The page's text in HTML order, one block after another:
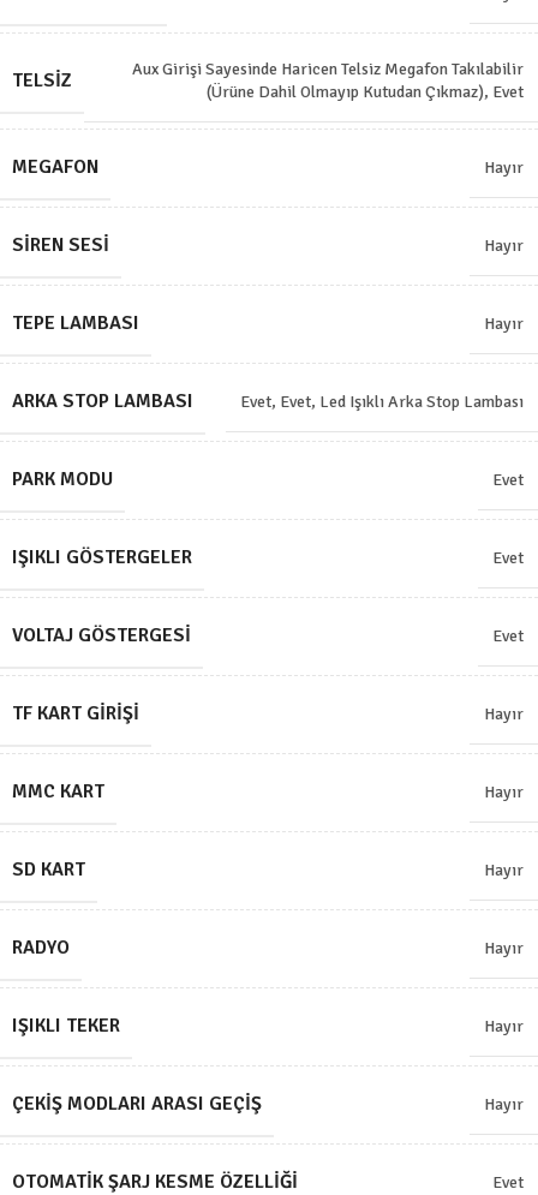
TELSIZ
Aux Girişi Sayesinde Haricen Telsiz Megafon Takılabilir
(Ürüne Dahil Olmayıp Kutudan Çıkmaz), Evet
MEGAFON Hayır
SIREN SESI Hayır
TEPE LAMBASI Hayır
ARKA STOP LAMBASI Evet, Evet, Led Işıklı Arka Stop Lambası
PARK MODU Evet
IŞIKLI GÖSTERGELER Evet
VOLTAJ GÖSTERGESI Evet
TF KART GIRIŞI Hayır
MMC KART Hayır
SD KART Hayır
RADYO Hayır
IŞIKLI TEKER Hayır
ÇEKIŞ MODLARI ARASI GEÇIŞ Hayır
OTOMATIK ŞARJ KESME ÖZELLIĞI Evet